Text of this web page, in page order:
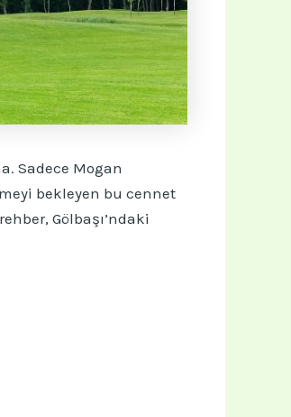
Sadece Mogan
bekleyen bu cennet
Gölbaşı’ndaki